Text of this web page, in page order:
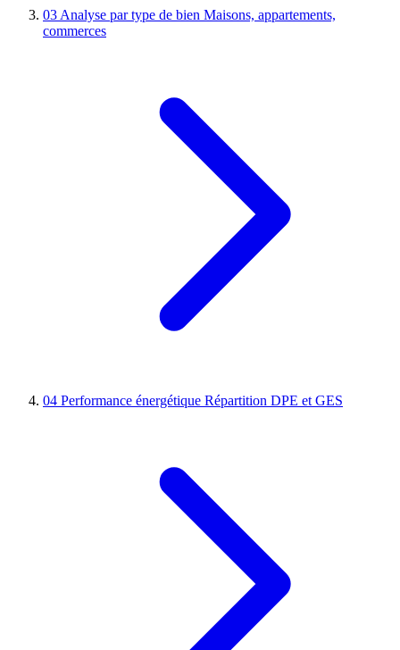
03 Analyse par type de bien Maisons, appartements,
commerces
04 Performance énergétique Répartition DPE et GES